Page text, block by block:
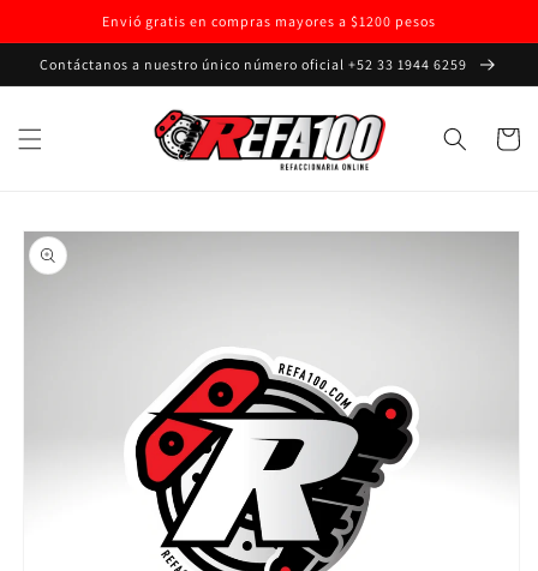
directamente
al contenido
Envió gratis en compras mayores a $1200 pesos
Contáctanos a nuestro único número oficial +52 33 1944 6259
Carrito
directamente
a la
información